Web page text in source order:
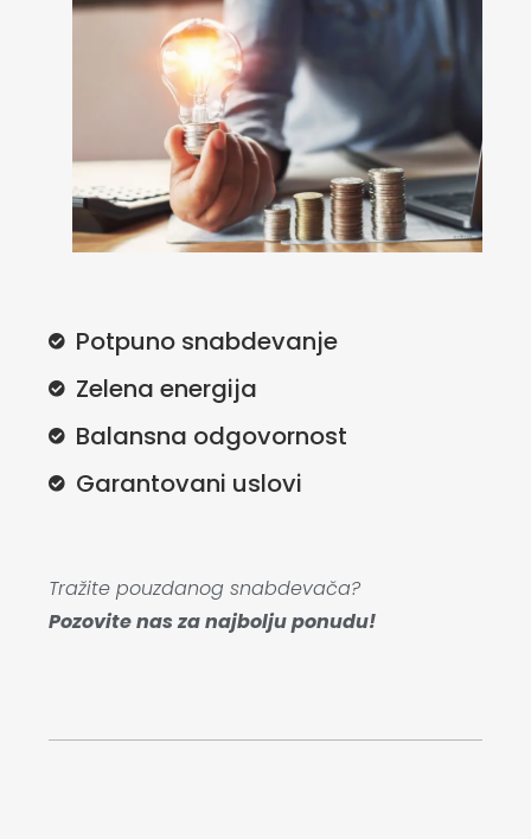
Potpuno snabdevanje
Zelena energija
Balansna odgovornost
Garantovani uslovi
Tražite pouzdanog snabdevača?
Pozovite nas za najbolju ponudu!